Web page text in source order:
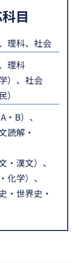
目
理科、社会
理科
）、社会
）
B）、
読解・
・漢文）、
化学）、
・世界史・